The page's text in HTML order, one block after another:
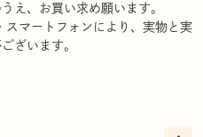
え、お買い求め願います。
スマートフォンにより、実物と実
ざいます。